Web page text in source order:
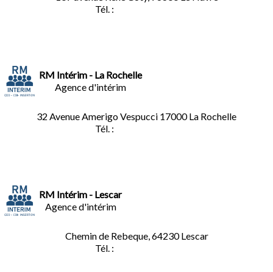
Tél. :
RM Intérim - La Rochelle
Agence d'intérim
32 Avenue Amerigo Vespucci 17000 La Rochelle
Tél. :
RM Intérim - Lescar
Agence d'intérim
Chemin de Rebeque, 64230 Lescar
Tél. :